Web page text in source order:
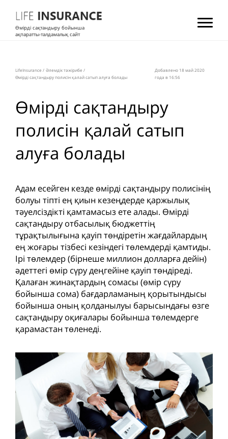
Өмірді сақтандыру бойынша
ақпаратты-талдамалық сайт
LifeInsurance / Әлемдік тәжірибе /
Өмірді сақтандыру полисін қалай сатып алуға болады
Добавлено 18 май 2020
года в 16:56
Өмірді сақтандыру
полисін қалай сатып
алуға болады
Адам есейген кезде өмірді сақтандыру полисінің
болуы тіпті ең қиын кезеңдерде қаржылық
тәуелсіздікті қамтамасыз ете алады. Өмірді
сақтандыру отбасылық бюджеттің
тұрақтылығына қауіп төндіретін жағдайлардың
ең жоғары тізбесі кезіндегі төлемдерді қамтиды.
Ірі төлемдер (бірнеше миллион долларға дейін)
әдеттегі өмір сүру деңгейіне қауіп төндіреді.
Қалаған жинақтардың сомасы (өмір сүру
бойынша сома) бағдарламаның қорытындысы
бойынша оның қолданылуы барысындағы өзге
сақтандыру оқиғалары бойынша төлемдерге
қарамастан төленеді.